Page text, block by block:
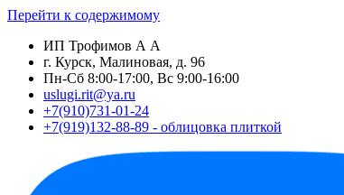
Перейти к содержимому
ИП Трофимов А А
г. Курск, Малиновая, д. 96
Пн-Сб 8:00-17:00, Вс 9:00-16:00
uslugi.rit@ya.ru
+7(910)731-01-24
+7(919)132-88-89 - облицовка плиткой